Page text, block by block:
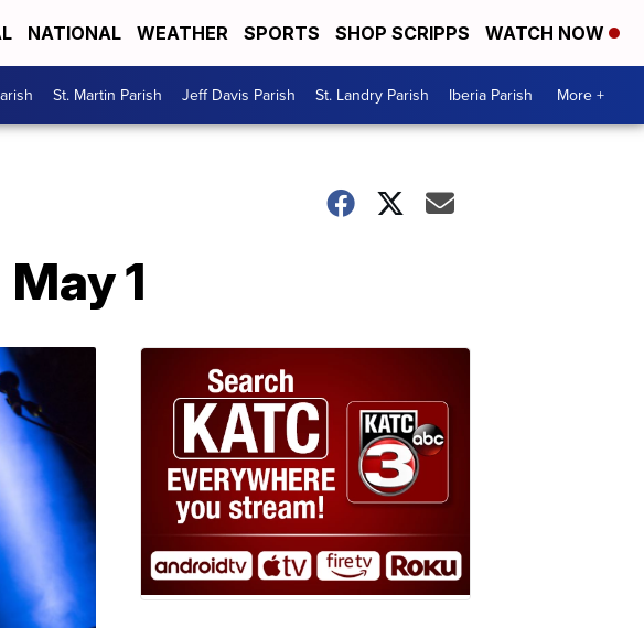
NATIONAL WEATHER SPORTS SHOP SCRIPPS WATCH NOW
St. Martin Parish Jeff Davis Parish St. Landry Parish Iberia Parish More +
1